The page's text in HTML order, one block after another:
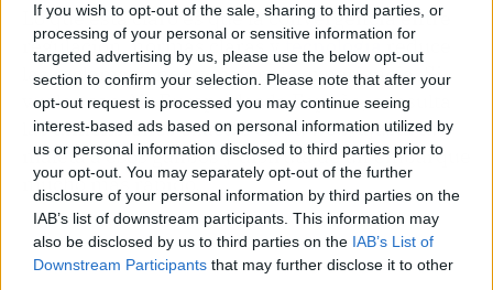
If you wish to opt-out of the sale, sharing to third parties, or
processing of your personal or sensitive information for
targeted advertising by us, please use the below opt-out
section to confirm your selection. Please note that after your
opt-out request is processed you may continue seeing
interest-based ads based on personal information utilized by
us or personal information disclosed to third parties prior to
your opt-out. You may separately opt-out of the further
disclosure of your personal information by third parties on the
IAB’s list of downstream participants. This information may
also be disclosed by us to third parties on the IAB’s List of
Downstream Participants that may further disclose it to other
Lo que está claro es que la convergencia entre
regulación, normas claras ytecnologíareduce
las reclamaciones y mejora la experiencia. Si
vuelas con Air Europa desde España, consulta
las dimensiones exactas en su web, ajusta tu
maleta a esos gálibos y disfruta de un embarque
mucho más rápido.